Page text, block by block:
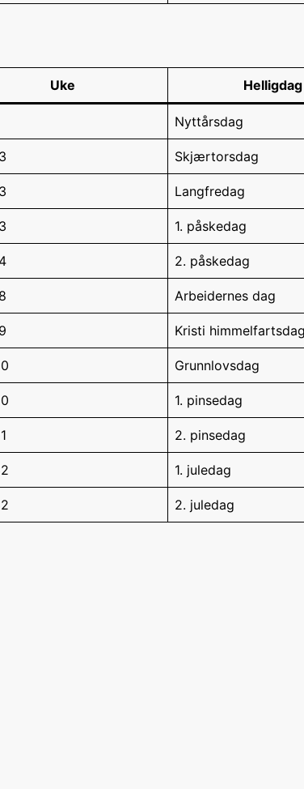
Uke Helligdag
Nyttårsdag
Skjærtorsdag
Langfredag
1. påskedag
2. påskedag
Arbeidernes dag
Kristi himmelfartsdag
Grunnlovsdag
1. pinsedag
2. pinsedag
1. juledag
2. juledag